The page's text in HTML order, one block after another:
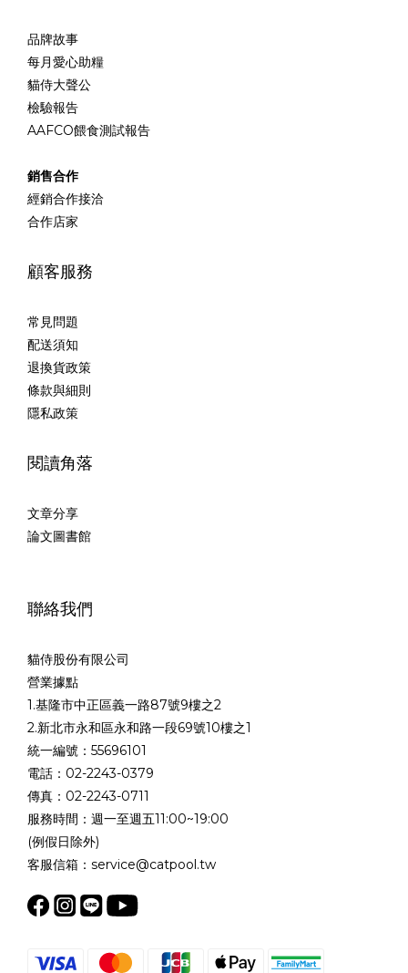
品牌故事
每月愛心助糧
貓侍大聲公
檢驗報告
AAFCO餵食測試報告
銷售合作
經銷合作接洽
合作店家
顧客服務
常見問題
配送須知
退換貨政策
條款與細則
隱私政策
閱讀角落
文章分享
論文圖書館
聯絡我們
貓侍股份有限公司
營業據點
1.基隆市中正區義一路87號9樓之2
2.新北市永和區永和路一段69號10樓之1
統一編號：55696101
電話：02-2243-0379
傳真：02-2243-0711
服務時間：週一至週五11:00~19:00
(例假日除外)
客服信箱：service@catpool.tw